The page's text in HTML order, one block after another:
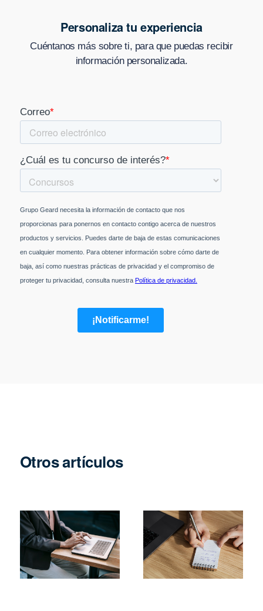
Personaliza tu experiencia
Cuéntanos más sobre ti, para que puedas recibir
información personalizada.
Otros artículos